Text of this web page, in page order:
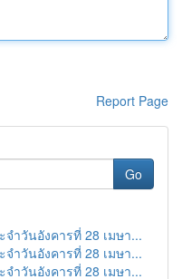
Report Page
Go
ำวันอังคารที่ 28 เมษา...
ำวันอังคารที่ 28 เมษา...
ำวันอังคารที่ 28 เมษา...